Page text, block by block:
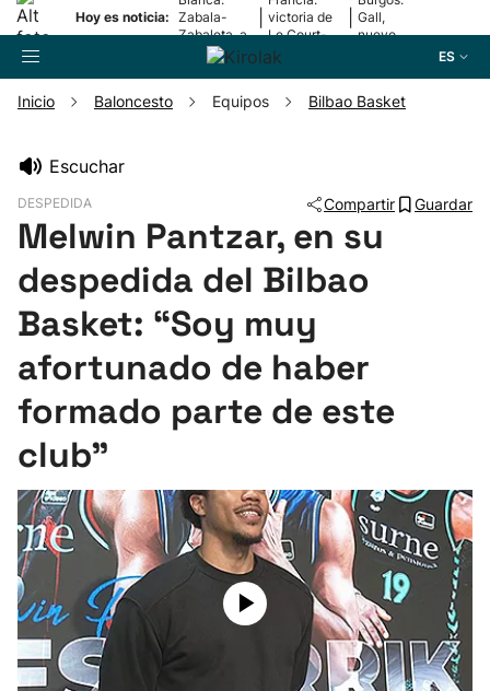
Hoy es noticia: Zabala-
Zabaleta, a
la final
victoria de
Le Court-
Pienaar
Gall,
nuevo
ES
Pelota
Remo
Baloncesto
Ciclismo
Herri-kirolak
Balonmano
Kirolak 360
Inicio Baloncesto Equipos Bilbao Basket
Escuchar
DESPEDIDA Compartir Guardar
Melwin Pantzar, en su
despedida del Bilbao
Basket: “Soy muy
afortunado de haber
formado parte de este
club”